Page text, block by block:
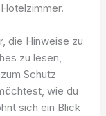
die Hinweise zu
zu lesen,
Schutz
wie du
sich ein Blick